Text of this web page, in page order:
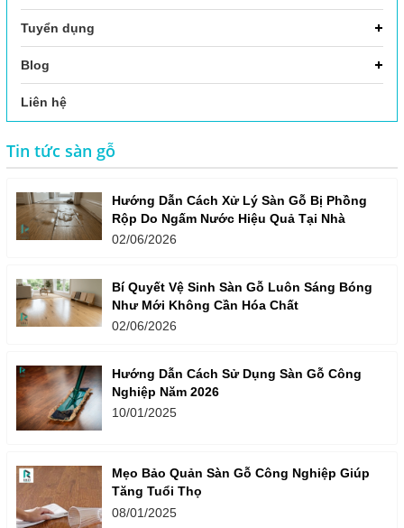
Tuyển dụng
Blog
Liên hệ
Tin tức sàn gỗ
Hướng Dẫn Cách Xử Lý Sàn Gỗ Bị Phồng
Rộp Do Ngấm Nước Hiệu Quả Tại Nhà
02/06/2026
Bí Quyết Vệ Sinh Sàn Gỗ Luôn Sáng Bóng
Như Mới Không Cần Hóa Chất
02/06/2026
Hướng Dẫn Cách Sử Dụng Sàn Gỗ Công
Nghiệp Năm 2026
10/01/2025
Mẹo Bảo Quản Sàn Gỗ Công Nghiệp Giúp
Tăng Tuổi Thọ
08/01/2025